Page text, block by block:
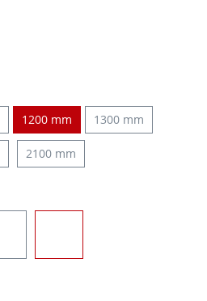
1200 mm 1300 mm
2100 mm